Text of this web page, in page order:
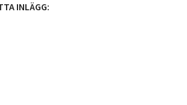
INLÄGG: